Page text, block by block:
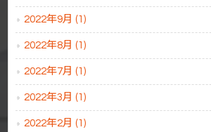
2022年9月 (1)
2022年8月 (1)
2022年7月 (1)
2022年3月 (1)
2022年2月 (1)